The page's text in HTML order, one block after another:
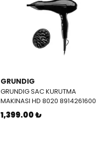
GRUNDIG
GRUNDIG SAC KURUTMA
MAKINASI HD 8020 8914261600
1,399.00 ₺